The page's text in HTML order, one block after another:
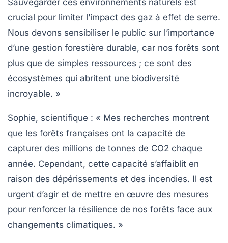
crucial pour limiter l’impact des gaz à effet de serre.
Nous devons sensibiliser le public sur l’importance
d’une gestion forestière durable, car nos forêts sont
plus que de simples ressources ; ce sont des
écosystèmes qui abritent une biodiversité
incroyable. »
Sophie, scientifique : « Mes recherches montrent
que les forêts françaises ont la capacité de
capturer des millions de tonnes de CO2 chaque
année. Cependant, cette capacité s’affaiblit en
raison des dépérissements et des incendies. Il est
urgent d’agir et de mettre en œuvre des mesures
pour renforcer la résilience de nos forêts face aux
changements climatiques. »